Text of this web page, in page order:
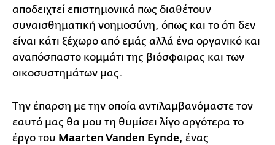
αποδειχτεί επιστημονικά πως διαθέτουν
συναισθηματική νοημοσύνη, όπως και το ότι δεν
είναι κάτι ξέχωρο από εμάς αλλά ένα οργανικό και
αναπόσπαστο κομμάτι της βιόσφαιρας και των
οικοσυστημάτων μας.
Την έπαρση με την οποία αντιλαμβανόμαστε τον
εαυτό μας θα μου τη θυμίσει λίγο αργότερα το
έργο του Maarten Vanden Eynde, ένας